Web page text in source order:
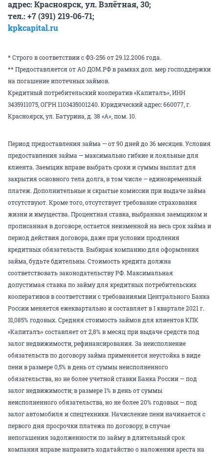
адрес: Красноярск, ул. Взлётная, 30;
тел.: +7 (391) 219-06-71;
kpkcapital.ru
* Строго в соответствии с ФЗ-256 от 29.12.2006 года.
** Предоставляется от АО ДОМ.РФ в рамках доп. мер господдержки
на погашение ипотечных займов.
Кредитный потребительский кооператив «Капиталъ», ИНН
3435911075, ОГРН 1103435001240. Юридический адрес: 660077, г.
Красноярск, ул. Батурина, д. 38 «А», пом. 10.
Период предоставления займа — от 90 дней до 36 месяцев. Условия
предоставления займа — максимально гибкие и лояльные для
клиента. Заемщик вправе выбрать сроки и суммы выплат для
закрытия основного тела долга, в том числе — единовременный
платеж. Дополнительные и скрытые комиссии при выдаче займа
отсутствуют. Кроме того, отсутствует требование страхования
жизни и имущества. Процентная ставка, выбранная заемщиком и
прописанная в договоре, остается неизменной на весь срок займа и
период действия договора, даже при условии продления
кредитных обязательств. Выбирая компанию для оформления
займа, будьте бдительны. Стоимость кредита должна
соответствовать законодательству РФ. Максимальная
допустимая ставка по займу для кредитных потребительских
кооперативов в соответствии с требованиями Центрального Банка
России меняется ежеквартально и составляет в I квартале 2021 г.
31,085% годовых. Средняя стоимость займов для клиентов КПК
«Капиталъ» составляет от 2,8% в месяц при выдаче средств под
залог недвижимости, рефинансирования. За неисполнение
обязательств по договору займа применяется неустойка в виде
пени в размере 0,5% в день от суммы неисполненного
обязательства, но не более учетной ставки Банка России — под
залог недвижимости; в размере 1% в день от суммы
неисполненного обязательства, но не более 20% годовых — под
залог автомобиля и спецтехники. Начисление пени начинается с
первого дня просрочки платежа по договору, в случае
непогашения задолженности по займу в длительный срок
компания вправе направить ходатайство о наложении ареста на